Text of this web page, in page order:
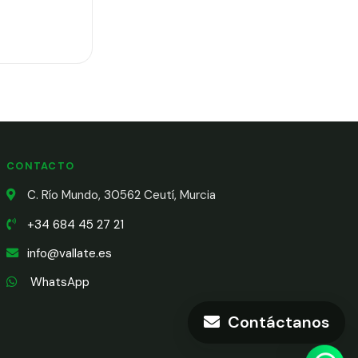
Contáctanos
CONTACTO
C. Río Mundo, 30562 Ceutí, Murcia
+34 684 45 27 21
info@vallate.es
WhatsApp